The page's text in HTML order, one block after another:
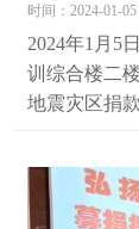
时间：2024-01-05
2024年1月5
训综合楼二
地震灾区捐